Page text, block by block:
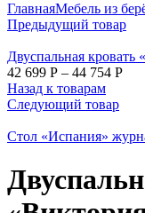
ГлавнаяМебель из
Предыдущий товар
Двуспальная
42 699 Р – 44 754 Р
Назад к товарам
Следующий товар
Стол «Испания»